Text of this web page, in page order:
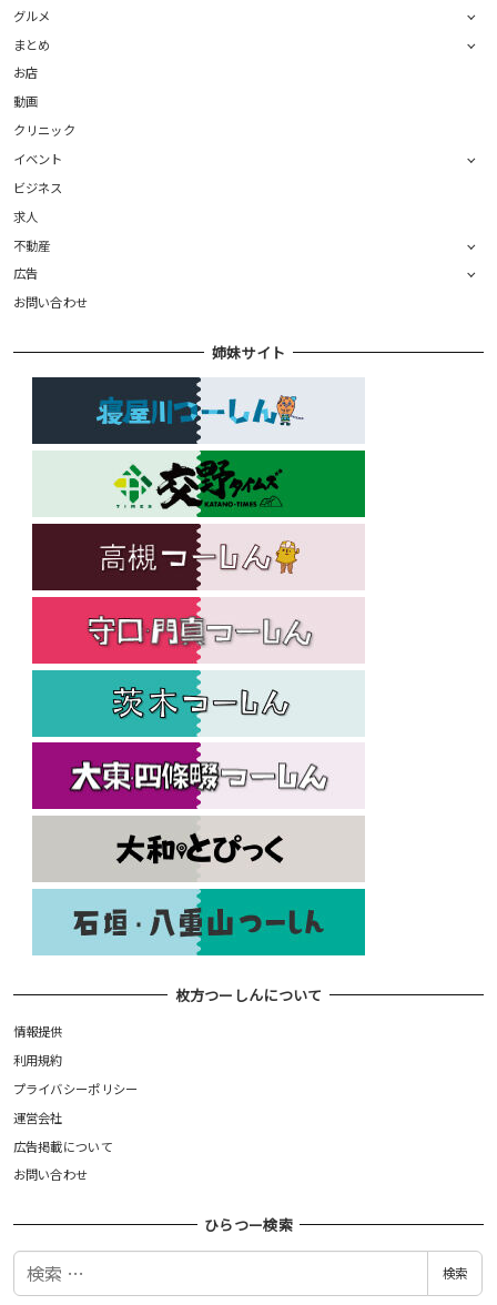
グルメ
まとめ
お店
動画
クリニック
イベント
ビジネス
求人
不動産
広告
お問い合わせ
姉妹サイト
枚方つーしんについて
情報提供
利用規約
プライバシーポリシー
運営会社
広告掲載について
お問い合わせ
ひらつー検索
検
検索